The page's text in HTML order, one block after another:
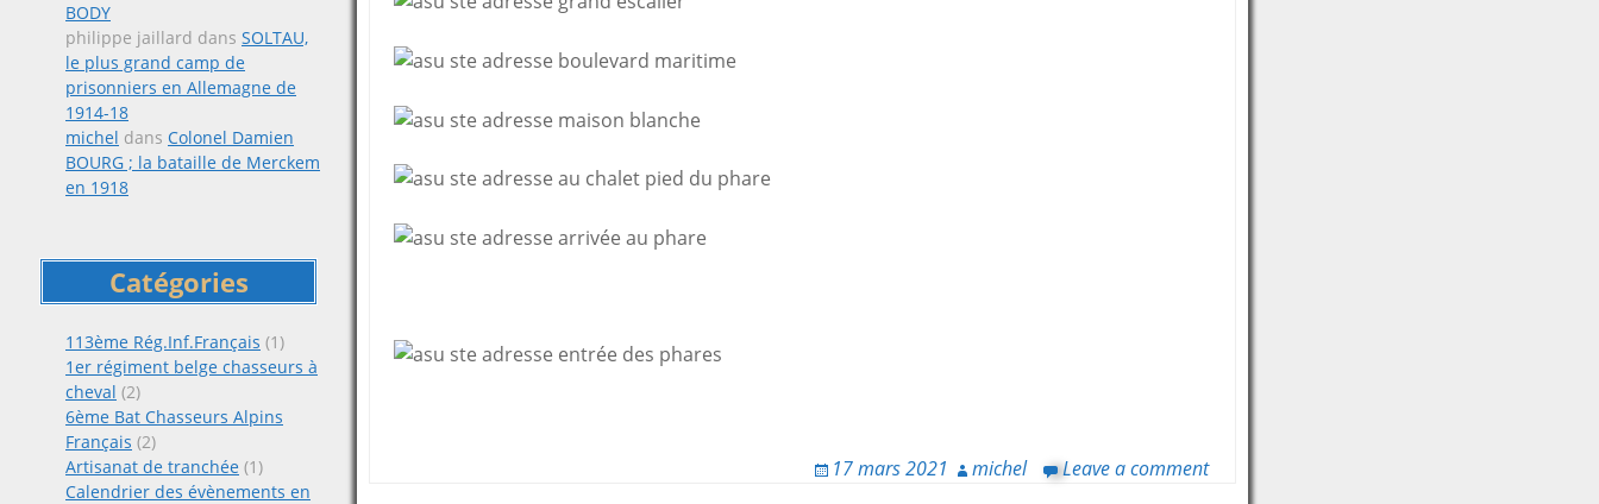
BODY
philippe jaillard dans SOLTAU,
le plus grand camp de
prisonniers en Allemagne de
1914-18
michel dans Colonel Damien
BOURG ; la bataille de Merckem
en 1918
Catégories
113ème Rég.Inf.Français (1)
1er régiment belge chasseurs à
cheval (2)
6ème Bat Chasseurs Alpins
Français (2)
Artisanat de tranchée (1)
Calendrier des évènements en
17 mars 2021 michel Leave a comment